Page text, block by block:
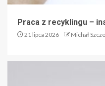
Praca z recyklingu –
21 lipca 2026 Michał